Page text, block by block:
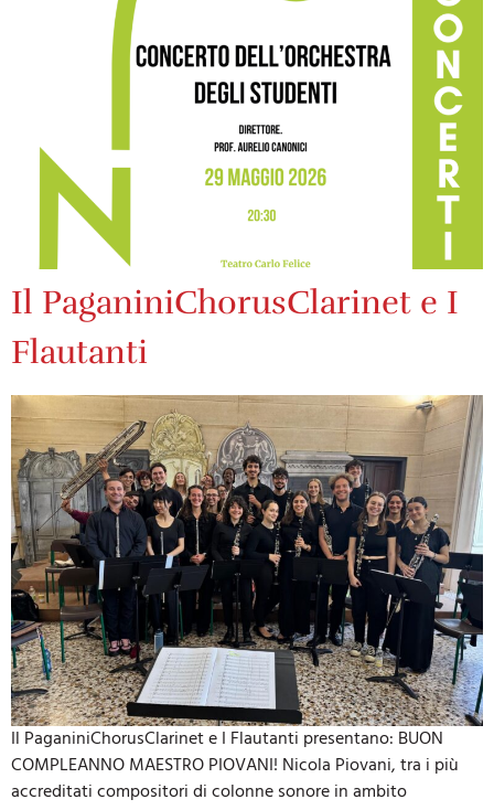
Il PaganiniChorusClarinet e I
Flautanti
Il PaganiniChorusClarinet e I Flautanti presentano: BUON
COMPLEANNO MAESTRO PIOVANI! Nicola Piovani, tra i più
accreditati compositori di colonne sonore in ambito